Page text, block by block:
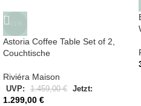
-11%
Astoria Coffee Table Set of 2,
Couchtische
Riviéra Maison
UVP: 1.459,00€ Jetzt:
1.299,00 €